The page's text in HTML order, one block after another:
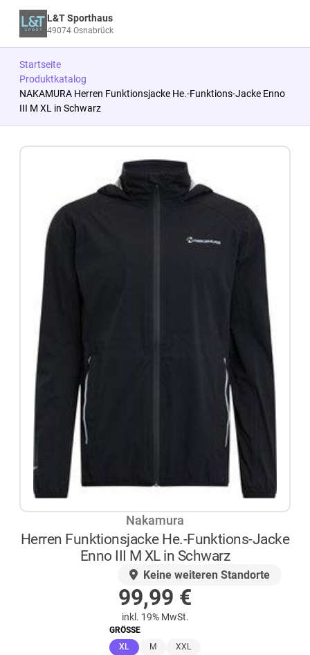
L&T Sporthaus
49074 Osnabrück
Startseite
Produktkatalog
NAKAMURA Herren Funktionsjacke He.-Funktions-Jacke Enno
III M XL in Schwarz
Nakamura
Herren Funktionsjacke He.-Funktions-Jacke
Enno III M XL in Schwarz
Keine weiteren Standorte
99,99 €
inkl. 19% MwSt.
GRÖSSE
XL (ausgewählt)
M
XXL